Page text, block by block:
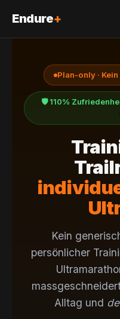
Inhalt
springen
Endure+
Plan-only ·
🛡 110%
Kein
persönlicher
Alltag und